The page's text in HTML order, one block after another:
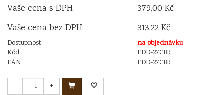
Vaše cena s DPH
379,00 Kč
Vaše cena bez DPH
313,22 Kč
Dostupnost
na objednávku
Kód
FDD-27CBR
EAN
FDD-27CBR
- +